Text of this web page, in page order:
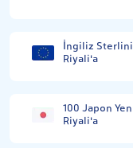
İngiliz
Riyali'a
100 Japon
Riyali'a